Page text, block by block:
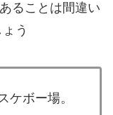
ることは間違い
う
ケボー場。